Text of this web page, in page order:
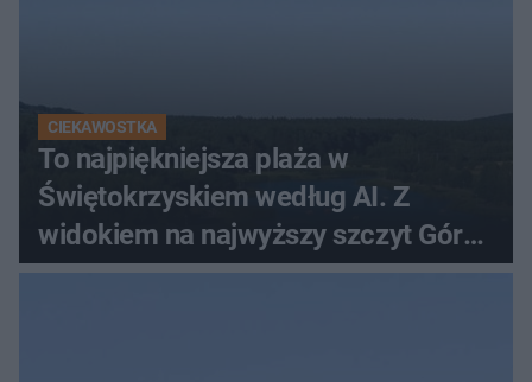
CIEKAWOSTKA
To najpiękniejsza plaża w
Świętokrzyskiem według AI. Z
widokiem na najwyższy szczyt Gór
Świętokrzyskich